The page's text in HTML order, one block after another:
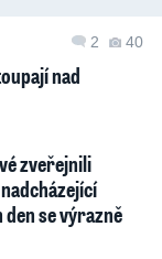
2 40
nad
zveřejnili
se výrazně